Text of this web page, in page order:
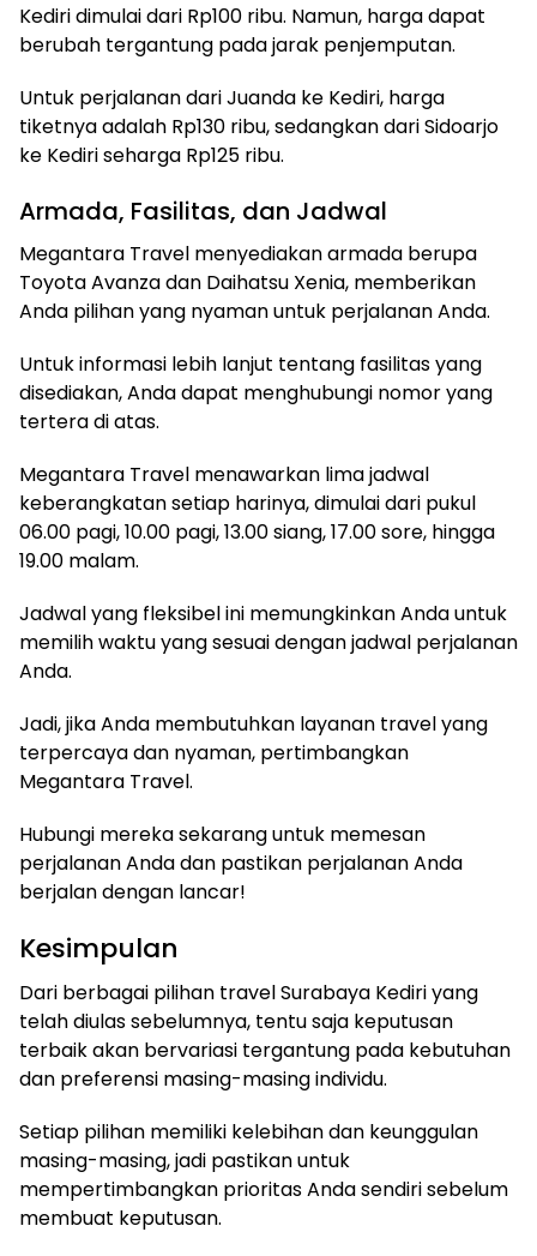
Kediri dimulai dari Rp100 ribu. Namun, harga dapat
berubah tergantung pada jarak penjemputan.
Untuk perjalanan dari Juanda ke Kediri, harga
tiketnya adalah Rp130 ribu, sedangkan dari Sidoarjo
ke Kediri seharga Rp125 ribu.
Armada, Fasilitas, dan Jadwal
Megantara Travel menyediakan armada berupa
Toyota Avanza dan Daihatsu Xenia, memberikan
Anda pilihan yang nyaman untuk perjalanan Anda.
Untuk informasi lebih lanjut tentang fasilitas yang
disediakan, Anda dapat menghubungi nomor yang
tertera di atas.
Megantara Travel menawarkan lima jadwal
keberangkatan setiap harinya, dimulai dari pukul
06.00 pagi, 10.00 pagi, 13.00 siang, 17.00 sore, hingga
19.00 malam.
Jadwal yang fleksibel ini memungkinkan Anda untuk
memilih waktu yang sesuai dengan jadwal perjalanan
Anda.
Jadi, jika Anda membutuhkan layanan travel yang
terpercaya dan nyaman, pertimbangkan
Megantara Travel.
Hubungi mereka sekarang untuk memesan
perjalanan Anda dan pastikan perjalanan Anda
berjalan dengan lancar!
Kesimpulan
Dari berbagai pilihan travel Surabaya Kediri yang
telah diulas sebelumnya, tentu saja keputusan
terbaik akan bervariasi tergantung pada kebutuhan
dan preferensi masing-masing individu.
Setiap pilihan memiliki kelebihan dan keunggulan
masing-masing, jadi pastikan untuk
mempertimbangkan prioritas Anda sendiri sebelum
membuat keputusan.